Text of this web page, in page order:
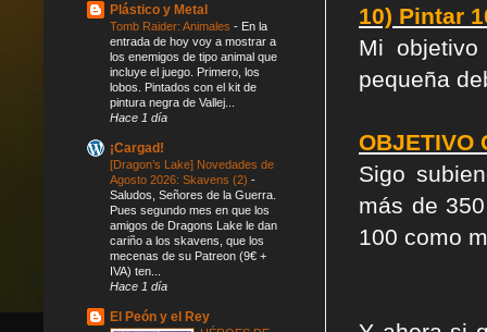
10) Pintar
Mi
pequeña
OBJETIVO
Sigo
más de
100 como
Plástico y Metal
Tomb Raider: Animales - En la
entrada de hoy voy a mostrar a
los enemigos de tipo animal que
incluye el juego. Primero, los
lobos. Pintados con el kit de
pintura negra de Vallej...
Hace 1 día
¡Cargad!
[Dragon’s Lake] Novedades de
Agosto 2026: Skavens (2) -
Saludos, Señores de la Guerra.
Pues segundo mes en que los
amigos de Dragons Lake le dan
cariño a los skavens, que los
mecenas de su Patreon (9€ +
IVA) ten...
Hace 1 día
El Peón y el Rey